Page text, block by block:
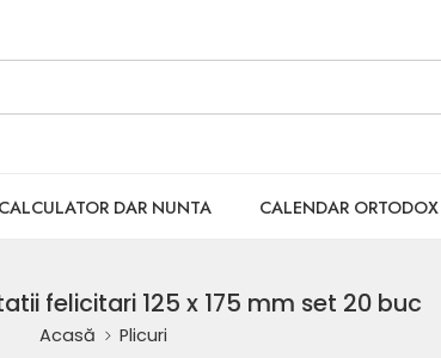
CALCULATOR DAR NUNTA CALENDAR ORTODOX
felicitari 125 x 175 mm set 20 buc
Acasă Plicuri